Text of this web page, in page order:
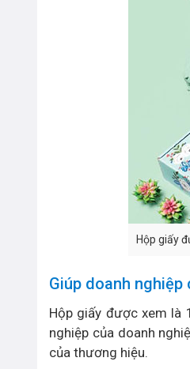
Hộp giấy
Giúp doanh
Hộp giấy được xem là
nghiệp của doanh
của thương hiệu.